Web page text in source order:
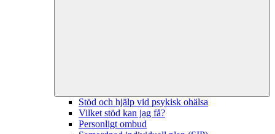
Stöd och hjälp vid psykisk ohälsa
Vilket stöd kan jag få?
Personligt ombud